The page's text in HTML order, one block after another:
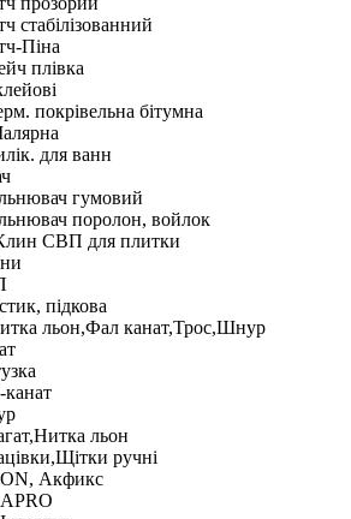
стабілізованний
Піна
плівка
покрівельна бітумна
для ванн
гумовий
поролон, войлок
СВП для плитки
підкова
льон,Фал канат,Трос,Шнур
льон
ручні
Акфикс